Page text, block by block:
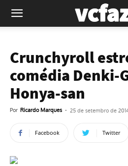
Crunchyroll
comédia Denki-
Honya-san
Por Ricardo Marques - 25 de setembro de
Facebook Twitter